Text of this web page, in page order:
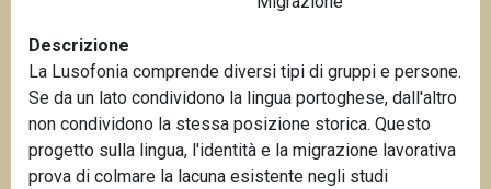
Descrizione
La Lusofonia comprende diversi tipi di gruppi e persone.
Se da un lato condividono la lingua portoghese, dall'altro
non condividono la stessa posizione storica. Questo
progetto sulla lingua, l'identità e la migrazione lavorativa
prova di colmare la lacuna esistente negli studi